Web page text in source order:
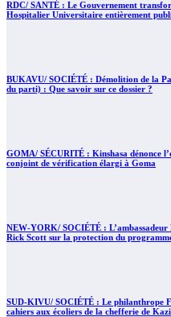
RDC/ SANTÉ : Le Gouvernement
Hospitalier Universitaire entièrement
BUKAVU/ SOCIÉTÉ : Démolition de la
du parti) : Que savoir sur ce dossier ?
GOMA/ SÉCURITÉ : Kinshasa dénonce
conjoint de vérification élargi à Goma
NEW-YORK/ SOCIÉTÉ :
Rick Scott sur la protection du
SUD-KIVU/ SOCIÉTÉ : Le philanthrope
cahiers aux écoliers de la chefferie de